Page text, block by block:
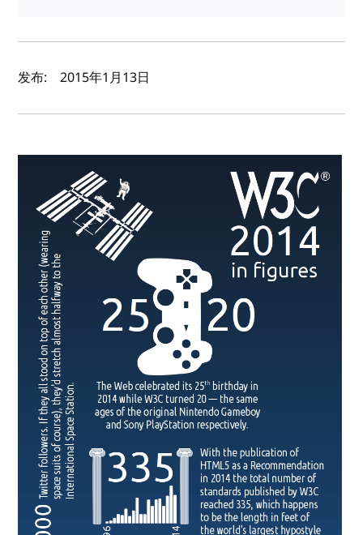
作者及发布日期
发布: 2015年1月13日